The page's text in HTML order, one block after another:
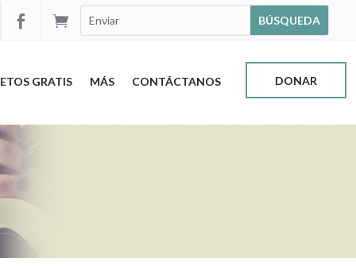


GRATIS MÁS CONTÁCTANOS DONAR